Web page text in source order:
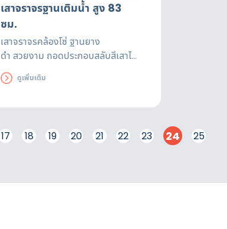
เสาจราจรฐานเติมน้ำ สูง 83
ซม.
เสาจราจรคล้องโซ่ ฐานยาง
ดำ สวยงาม ถอดประกอบสลับสีเสาได้
ตามต้องการ (เหลือง-ดำ หรือขาว-
แดง) สามารถปรับความสูงได้ โดย
ดูเพิ่มเติม
17 18 19 20 21 22 23 24 25